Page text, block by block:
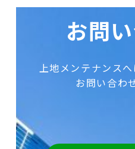
お問
上地メンテナンス
お問い合わ